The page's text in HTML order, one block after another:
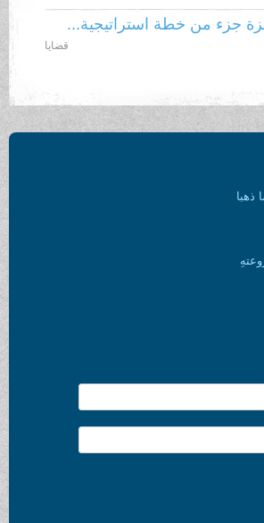
جزء من خطة استراتيجية...
قضايا